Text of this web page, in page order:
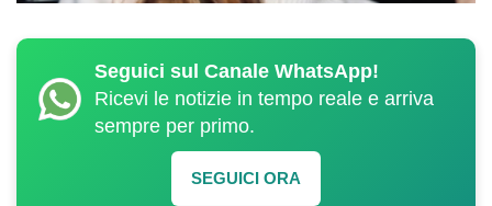
Seguici sul Canale WhatsApp!
Ricevi le notizie in tempo reale e arriva
sempre per primo.
SEGUICI ORA